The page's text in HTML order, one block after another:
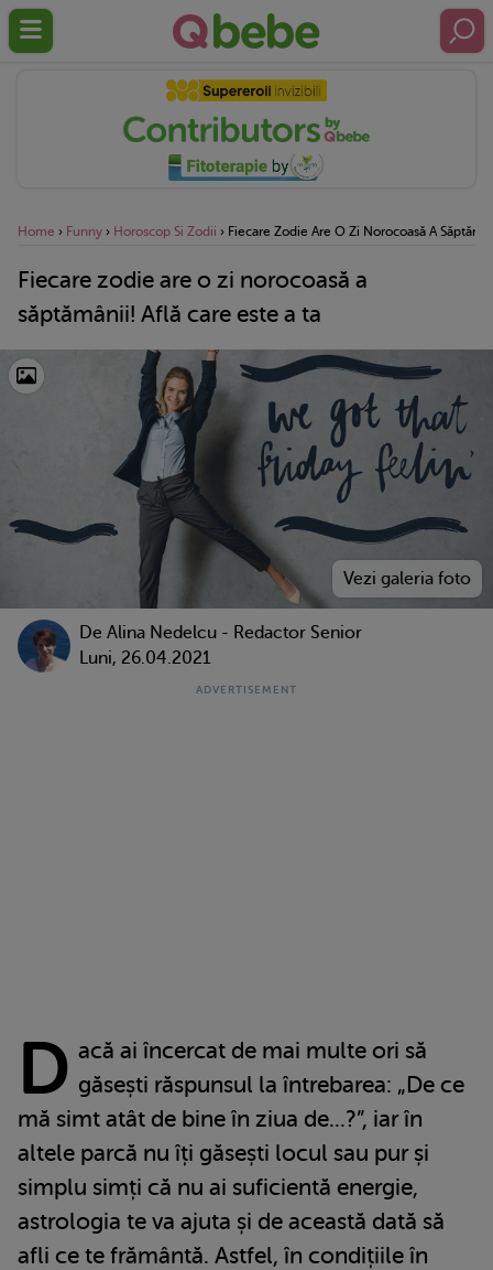
Home › Funny › Horoscop Si Zodii › Fiecare Zodie Are O Zi Norocoasă A
Fiecare zodie are o zi norocoasă a
săptămânii! Află care este a ta
De Alina Nedelcu - Redactor Senior
Luni, 26.04.2021
D acă ai încercat de mai multe ori să
găsești răspunsul la întrebarea: „De ce
mă simt atât de bine în ziua de...?”, iar în
altele parcă nu îți găsești locul sau pur și
simplu simți că nu ai suficientă energie,
astrologia te va ajuta și de această dată să
afli ce te frământă. Astfel, în condițiile în